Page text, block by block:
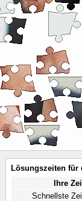
Lösungszeiten für
Ihre
Schnellste